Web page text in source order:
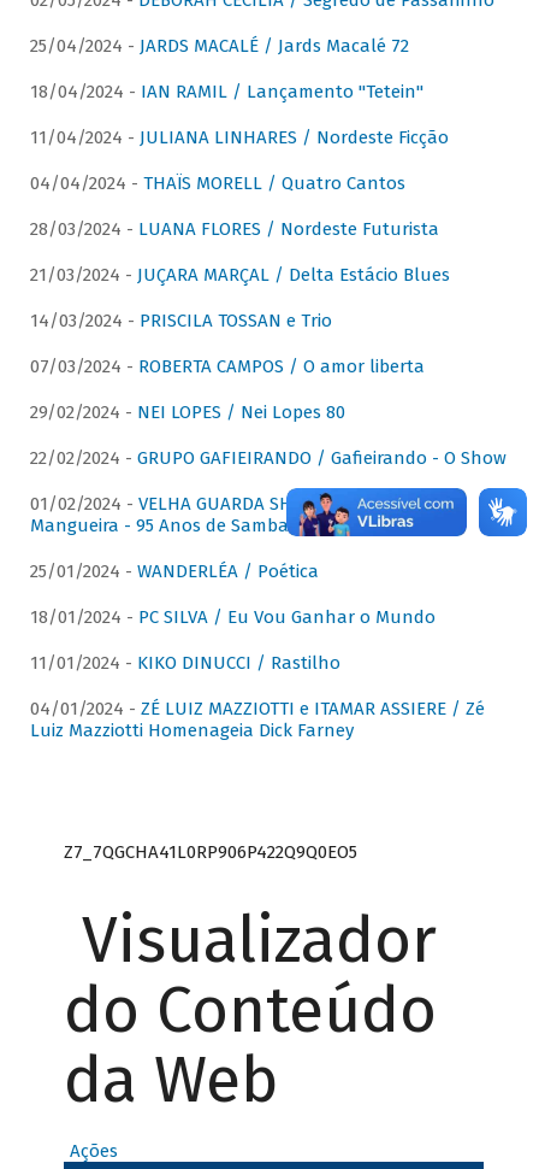
25/04/2024 - JARDS MACALÉ / Jards Macalé 72
18/04/2024 - IAN RAMIL / Lançamento "Tetein"
11/04/2024 - JULIANA LINHARES / Nordeste Ficção
04/04/2024 - THAÏS MORELL / Quatro Cantos
28/03/2024 - LUANA FLORES / Nordeste Futurista
21/03/2024 - JUÇARA MARÇAL / Delta Estácio Blues
14/03/2024 - PRISCILA TOSSAN e Trio
07/03/2024 - ROBERTA CAMPOS / O amor liberta
29/02/2024 - NEI LOPES / Nei Lopes 80
22/02/2024 - GRUPO GAFIEIRANDO / Gafieirando - O Show
01/02/2024 - VELHA GUARDA SHOW DA MANGUEIRA /
Mangueira - 95 Anos de Samba
25/01/2024 - WANDERLÉA / Poética
18/01/2024 - PC SILVA / Eu Vou Ganhar o Mundo
11/01/2024 - KIKO DINUCCI / Rastilho
04/01/2024 - ZÉ LUIZ MAZZIOTTI e ITAMAR ASSIERE / Zé
Luiz Mazziotti Homenageia Dick Farney
Z7_7QGCHA41L0RP906P422Q9Q0EO5
Visualizador
do Conteúdo
da Web
Ações